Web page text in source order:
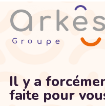
Il y a
faite pour